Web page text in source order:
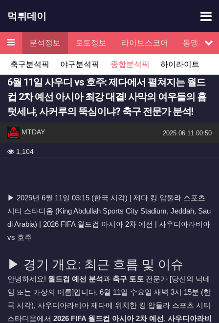
먹튀데이
메뉴
증 분석정보 토토정보 라이브스코어
동맹제휴
축구분석픽
야구분석픽 종합분석픽 하이라이트
6월 11일 사우디 vs 호주: 제다에서 펼쳐지는 월드
컵 2차 예선 아시아 최강 대결! 사막의 여우들의 홈
텃세냐, 사커루의 뚝심이냐? 축구 전문가 분석!
작성자 정보
MTDAY작성 작성일
2025.06.11 00:50
컨텐츠 정보
1,104조회
▶ 2025년 6월 11일 03:15 (한국 시각) | 제다 킹 압둘라 스포츠
시티 스타디움 (King Abdullah Sports City Stadium, Jeddah, Sau
di Arabia) | 2026 FIFA 월드컵 아시아 2차 예선 | 사우디아라비아
vs 호주
▶ 경기 개요: 최근 흐름 및 이슈
안녕하세요! 월드컵 예선 분석과 축구 토토 전문가 [당신의 닉네
임 또는 가상의 이름]입니다. 6월 11일 수요일 새벽 3시 15분 (한
국 시각), 사우디아라비아 제다에 위치한 킹 압둘라 스포츠 시티
스타디움에서 2026 FIFA 월드컵 아시아 2차 예선, 사우디아라비